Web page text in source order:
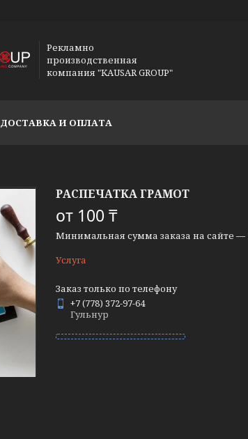
Рекламно
производственная
компания "KAUSAR GROUP"
ДОСТАВКА И ОПЛАТА
РАСПЕЧАТКА ГРАМОТ
от 100 ₸
Минимальная сумма заказа на сайте —
Услуга
Заказ только по телефону
+7 (778) 372-97-64
Гульнур